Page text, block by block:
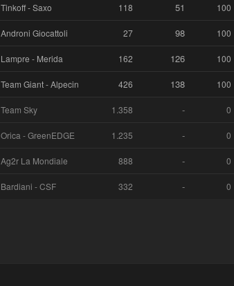
Tinkoff - Saxo 118 51 100
Androni Giocattoli 27 98 100
Lampre - Merida 162 126 100
Team Giant - Alpecin 426 138 100
Team Sky 1.358 - 0
Orica - GreenEDGE 1.235 - 0
Ag2r La Mondiale 888 - 0
Bardiani - CSF 332 - 0